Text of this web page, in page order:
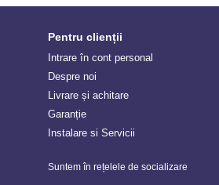
Pentru clienții
Intrare în cont personal
Despre noi
Livrare și achitare
Garanție
Instalare si Servicii
Suntem în rețelele de socializare